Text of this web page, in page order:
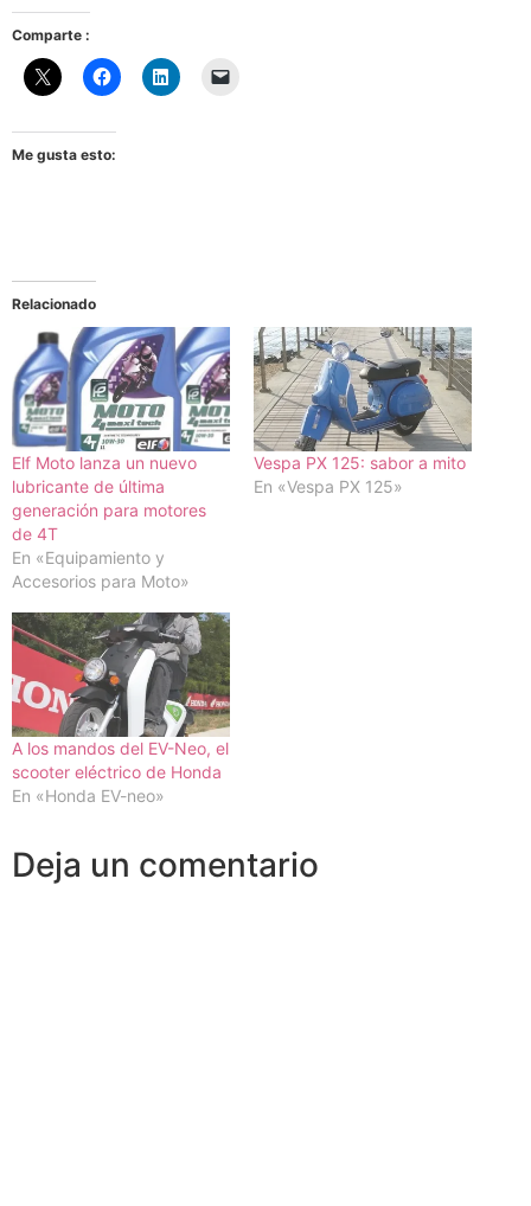
Comparte :
Me gusta esto:
Relacionado
Elf Moto lanza un nuevo
lubricante de última
generación para motores
de 4T
En «Equipamiento y
Accesorios para Moto»
Vespa PX 125: sabor a mito
En «Vespa PX 125»
A los mandos del EV-Neo, el
scooter eléctrico de Honda
En «Honda EV-neo»
Deja un comentario